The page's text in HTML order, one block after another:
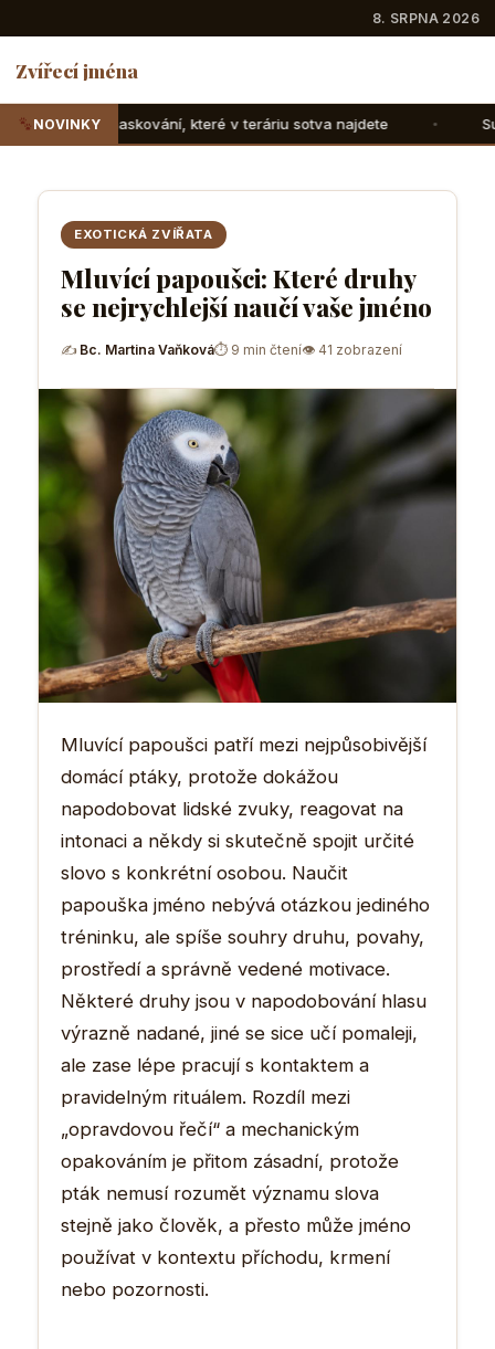
8. SRPNA 2026
Zvířecí jména
NOVINKY
v teráriu sotva najdete Suchozemské želvy: Jak
EXOTICKÁ ZVÍŘATA
Mluvící papoušci: Které druhy
se nejrychlejší naučí vaše jméno
✍ Bc. Martina Vaňková⏱ 9 min čtení👁 41 zobrazení
Mluvící papoušci patří mezi nejpůsobivější
domácí ptáky, protože dokážou
napodobovat lidské zvuky, reagovat na
intonaci a někdy si skutečně spojit určité
slovo s konkrétní osobou. Naučit
papouška jméno nebývá otázkou jediného
tréninku, ale spíše souhry druhu, povahy,
prostředí a správně vedené motivace.
Některé druhy jsou v napodobování hlasu
výrazně nadané, jiné se sice učí pomaleji,
ale zase lépe pracují s kontaktem a
pravidelným rituálem. Rozdíl mezi
„opravdovou řečí“ a mechanickým
opakováním je přitom zásadní, protože
pták nemusí rozumět významu slova
stejně jako člověk, a přesto může jméno
používat v kontextu příchodu, krmení
nebo pozornosti.